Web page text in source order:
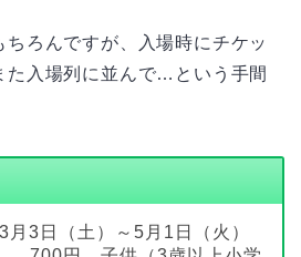
ろんですが、入場時にチケッ
た入場列に並んで…という手間
3日（土）～5月1日（火）